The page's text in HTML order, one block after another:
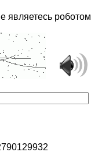
являетесь роботом